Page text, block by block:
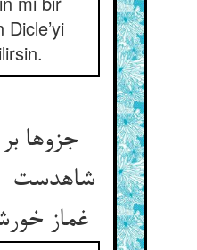
Dicle’yi
جزوها
شاهدست
غماز خورشید آمدست